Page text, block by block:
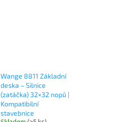
Wange 8811 Základní
deska – Silnice
(zatáčka) 32×32 nopů |
Kompatibilní
stavebnice